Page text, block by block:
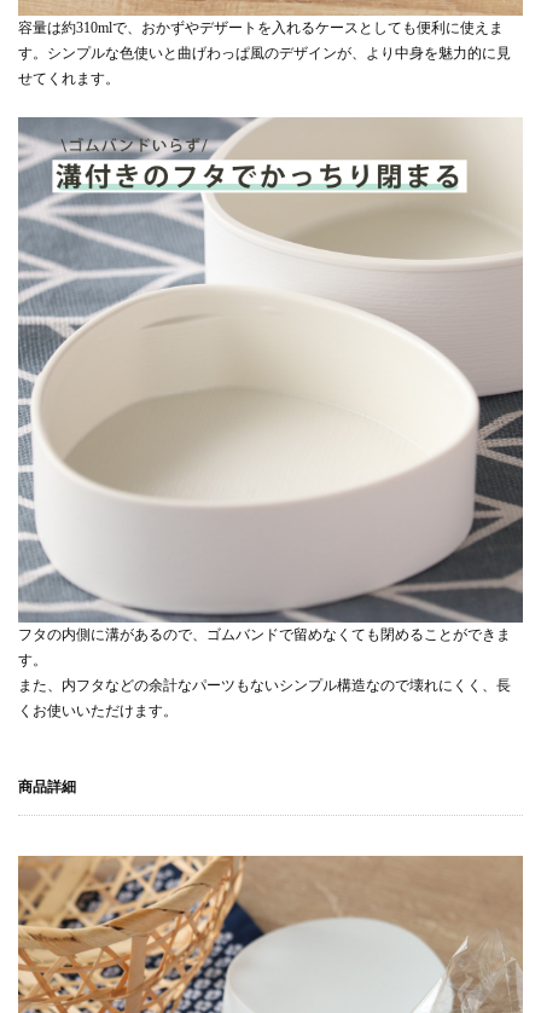
容量は約310mlで、おかずやデザートを入れるケースとしても便利に使えま
す。シンプルな色使いと曲げわっぱ風のデザインが、より中身を魅力的に見
せてくれます。
フタの内側に溝があるので、ゴムバンドで留めなくても閉めることができま
す。
また、内フタなどの余計なパーツもないシンプル構造なので壊れにくく、長
くお使いいただけます。
商品詳細